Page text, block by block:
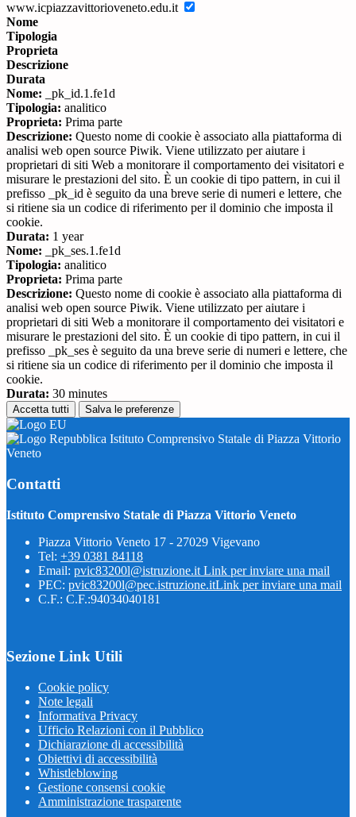
www.icpiazzavittorioveneto.edu.it
Nome
Tipologia
Proprieta
Descrizione
Durata
Nome: _pk_id.1.fe1d
Tipologia: analitico
Proprieta: Prima parte
Descrizione: Questo nome di cookie è associato alla piattaforma di
analisi web open source Piwik. Viene utilizzato per aiutare i
proprietari di siti Web a monitorare il comportamento dei visitatori e
misurare le prestazioni del sito. È un cookie di tipo pattern, in cui il
prefisso _pk_id è seguito da una breve serie di numeri e lettere, che
si ritiene sia un codice di riferimento per il dominio che imposta il
cookie.
Durata: 1 year
Nome: _pk_ses.1.fe1d
Tipologia: analitico
Proprieta: Prima parte
Descrizione: Questo nome di cookie è associato alla piattaforma di
analisi web open source Piwik. Viene utilizzato per aiutare i
proprietari di siti Web a monitorare il comportamento dei visitatori e
misurare le prestazioni del sito. È un cookie di tipo pattern, in cui il
prefisso _pk_ses è seguito da una breve serie di numeri e lettere, che
si ritiene sia un codice di riferimento per il dominio che imposta il
cookie.
Durata: 30 minutes
Accetta tutti Salva le preferenze
Istituto Comprensivo Statale di Piazza Vittorio
Veneto
Contatti
Istituto Comprensivo Statale di Piazza Vittorio Veneto
Piazza Vittorio Veneto 17 - 27029 Vigevano
Tel: +39 0381 84118
Email: pvic83200l@istruzione.it Link per inviare una mail
PEC: pvic83200l@pec.istruzione.itLink per inviare una mail
C.F.: C.F.:94034040181
Sezione Link Utili
Cookie policy
Note legali
Informativa Privacy
Ufficio Relazioni con il Pubblico
Dichiarazione di accessibilità
Obiettivi di accessibilità
Whistleblowing
Gestione consensi cookie
Amministrazione trasparente